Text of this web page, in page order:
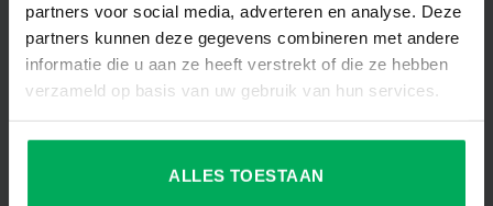
partners voor social media, adverteren en analyse. Deze
partners kunnen deze gegevens combineren met andere
informatie die u aan ze heeft verstrekt of die ze hebben
verzameld op basis van uw gebruik van hun services.
ALLES TOESTAAN
AFMETING
70 x 100 cm, 100 x 150 cm, 150 x 225
cm, 200 x 300 cm
VERPAKKING
1
DIEPTE VLAG IN CM 0.1
FEESTGELEGENHEID